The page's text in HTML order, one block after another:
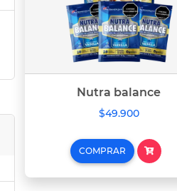
Nutra balance
$49.900
COMPRAR